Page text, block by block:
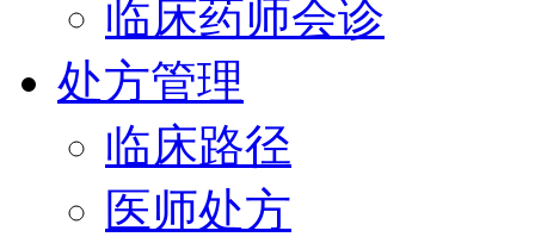
临床药师会诊
处方管理
临床路径
医师处方